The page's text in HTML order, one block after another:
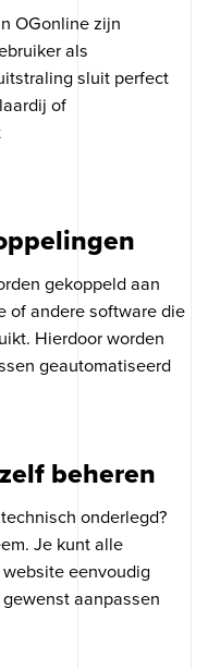
OGonline zijn
als
sluit perfect
of
gekoppeld aan
of andere software die
Hierdoor worden
geautomatiseerd
beheren
onderlegd?
Je kunt alle
eenvoudig
aanpassen